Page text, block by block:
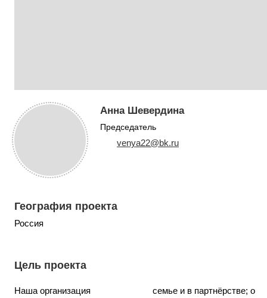
Анна Шевердина
Председатель
venya22@bk.ru
География проекта
Россия
Цель проекта
Наша организация
семье и в партнёрстве; о